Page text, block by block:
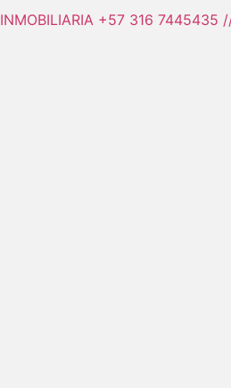
INMOBILIARIA +57 316 7445435